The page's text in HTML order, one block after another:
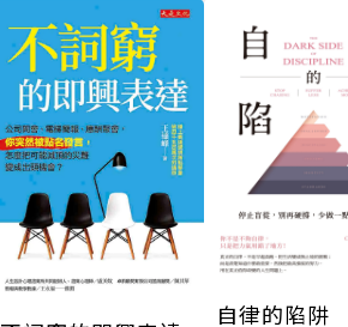
自律的陷阱